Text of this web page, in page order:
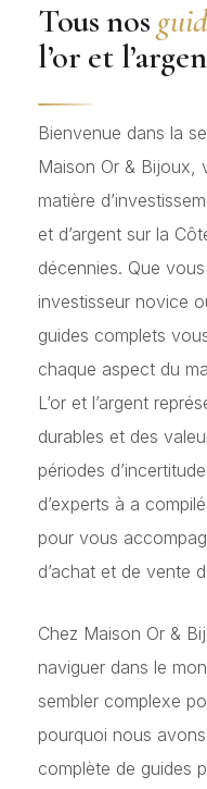
Tous nos
l’or et
Bienvenue dans la
Maison Or & Bijoux,
matière
et d’argent sur la
décennies. Que
investisseur novice
guides complets
chaque aspect du
L’or et l’argent
durables et des
périodes
d’experts à a
pour vous
d’achat et de vente
Chez Maison Or &
naviguer dans le
sembler complexe
pourquoi nous
complète de guides